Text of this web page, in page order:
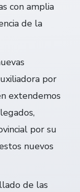
con amplia
de la
por
extendemos
por su
nuevos
de las